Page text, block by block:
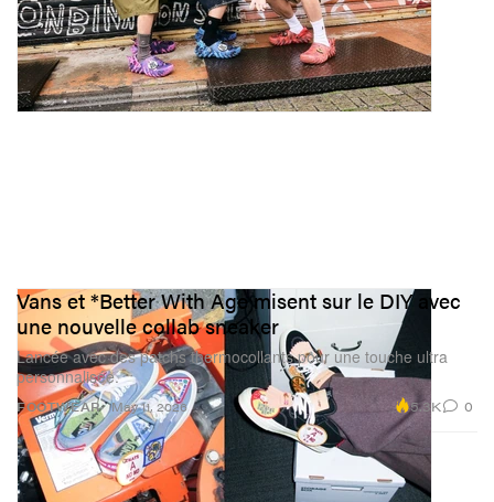
FOOTWEAR
Vans et *Better With Age misent sur le DIY avec
une nouvelle collab sneaker
Lancée avec des patchs thermocollants pour une touche ultra
personnalisée.
May 11, 2026 5.3K 0